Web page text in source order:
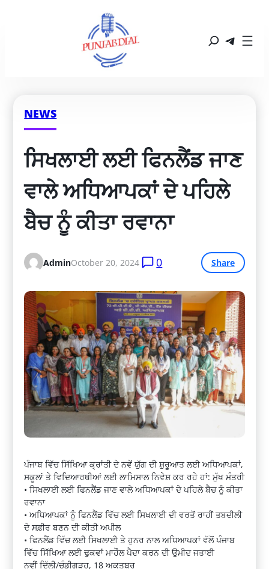
NEWS
ਸਿਖਲਾਈ ਲਈ ਫਿਨਲੈਂਡ ਜਾਣ
ਵਾਲੇ ਅਧਿਆਪਕਾਂ ਦੇ ਪਹਿਲੇ
ਬੈਚ ਨੂੰ ਕੀਤਾ ਰਵਾਨਾ
AdminOctober 20, 2024 0 Share
ਪੰਜਾਬ ਵਿੱਚ ਸਿੱਖਿਆ ਕ੍ਰਾਂਤੀ ਦੇ ਨਵੇਂ ਯੁੱਗ ਦੀ ਸ਼ੁਰੂਆਤ ਲਈ ਅਧਿਆਪਕਾਂ,
ਸਕੂਲਾਂ ਤੇ ਵਿਦਿਆਰਥੀਆਂ ਲਈ ਲਾਮਿਸਾਲ ਨਿਵੇਸ਼ ਕਰ ਰਹੇ ਹਾਂ: ਮੁੱਖ ਮੰਤਰੀ
• ਸਿਖਲਾਈ ਲਈ ਫਿਨਲੈਂਡ ਜਾਣ ਵਾਲੇ ਅਧਿਆਪਕਾਂ ਦੇ ਪਹਿਲੇ ਬੈਚ ਨੂੰ ਕੀਤਾ
ਰਵਾਨਾ
• ਅਧਿਆਪਕਾਂ ਨੂੰ ਫਿਨਲੈਂਡ ਵਿੱਚ ਲਈ ਸਿਖਲਾਈ ਦੀ ਵਰਤੋਂ ਰਾਹੀਂ ਤਬਦੀਲੀ
ਦੇ ਸਫ਼ੀਰ ਬਣਨ ਦੀ ਕੀਤੀ ਅਪੀਲ
• ਫਿਨਲੈਂਡ ਵਿੱਚ ਲਈ ਸਿਖਲਾਈ ਤੇ ਹੁਨਰ ਨਾਲ ਅਧਿਆਪਕਾਂ ਵੱਲੋਂ ਪੰਜਾਬ
ਵਿੱਚ ਸਿੱਖਿਆ ਲਈ ਢੁਕਵਾਂ ਮਾਹੌਲ ਪੈਦਾ ਕਰਨ ਦੀ ਉਮੀਦ ਜਤਾਈ
ਨਵੀਂ ਦਿੱਲੀ/ਚੰਡੀਗੜ੍ਹ, 18 ਅਕਤੂਬਰ